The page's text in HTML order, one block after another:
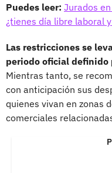
Puedes leer: Jurados
¿tienes día libre laboral
Las restricciones se
periodo oficial definido
Mientras tanto, se
con anticipación sus
quienes vivan en zonas
comerciales